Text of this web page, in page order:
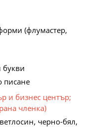
(флумастер,
букви
писане
и бизнес център;
членка)
черно-бял,